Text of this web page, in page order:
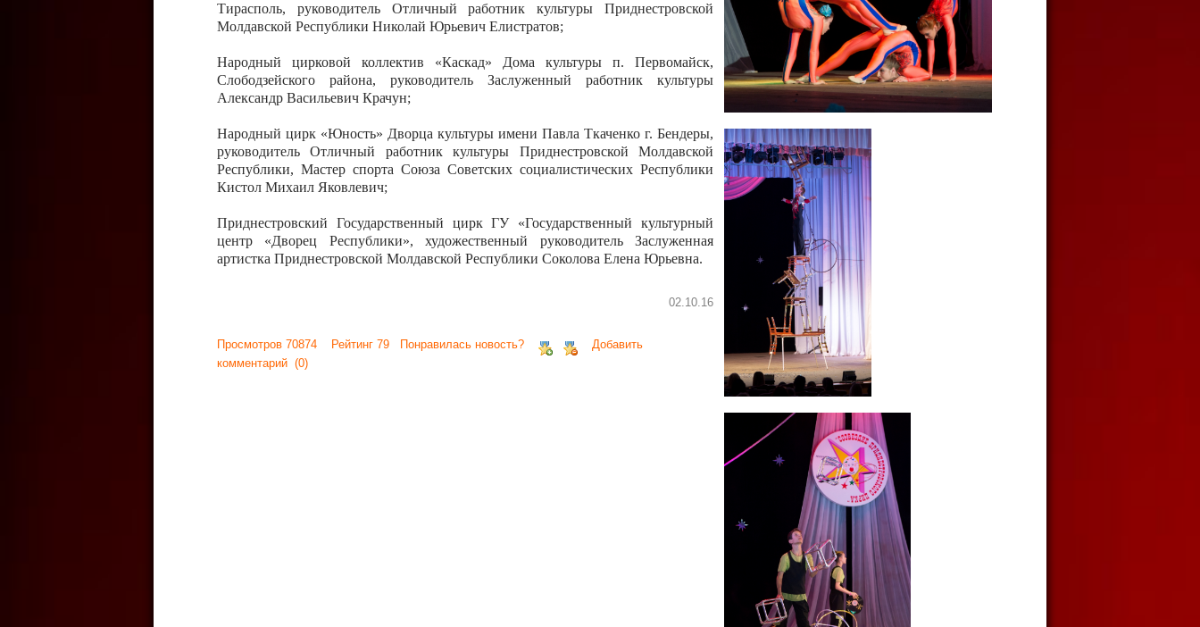
Тирасполь, руководитель Отличный работник культуры Приднестровской
Молдавской Республики Николай Юрьевич Елистратов;
Народный цирковой коллектив «Каскад» Дома культуры п. Первомайск,
Слободзейского района, руководитель Заслуженный работник культуры
Александр Васильевич Крачун;
Народный цирк «Юность» Дворца культуры имени Павла Ткаченко г. Бендеры,
руководитель Отличный работник культуры Приднестровской Молдавской
Республики, Мастер спорта Союза Советских социалистических Республики
Кистол Михаил Яковлевич;
Приднестровский Государственный цирк ГУ «Государственный культурный
центр «Дворец Республики», художественный руководитель Заслуженная
артистка Приднестровской Молдавской Республики Соколова Елена Юрьевна.
02.10.16
Просмотров 70874 Рейтинг 79 Понравилась новость?
Добавить
комментарий (0)